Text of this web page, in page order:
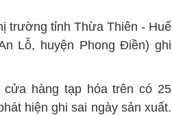
trường tỉnh Thừa Thiên - Huế
Lỗ, huyện Phong Điền) ghi
hàng tạp hóa trên có 25
hiện ghi sai ngày sản xuất.